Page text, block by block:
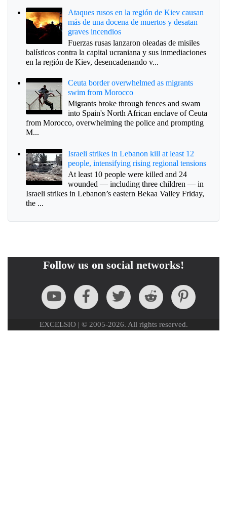
Ataques rusos en la región de Kiev causan
más de una docena de muertos y desatan
graves incendios
Fuerzas rusas lanzaron oleadas de misiles
balísticos contra la capital ucraniana y sus inmediaciones
en la región de Kiev, desencadenando v...
Ceuta border overwhelmed as migrants
swim from Morocco
Migrants broke through fences and swam
into Spain's North African enclave of Ceuta
from Morocco, overwhelming the police and prompting
M...
Israeli strikes in Lebanon kill at least 12
people, intensifying rising regional tensions
At least 10 people were killed and 24
wounded — including three children — in
Israeli strikes in Lebanon’s eastern Bekaa Valley Friday,
the ...
Follow us on social networks!
EXCELSIO | © 2005-2026. All rights reserved.